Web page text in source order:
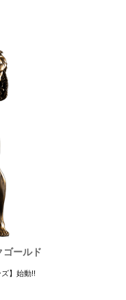
ゴールド
】始動!!